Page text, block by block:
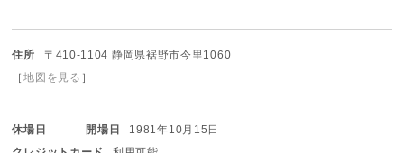
住所
〒410-1104 静岡県裾野市今里1060
［地図を見る ］
休場日 開場日
1981年10月15日